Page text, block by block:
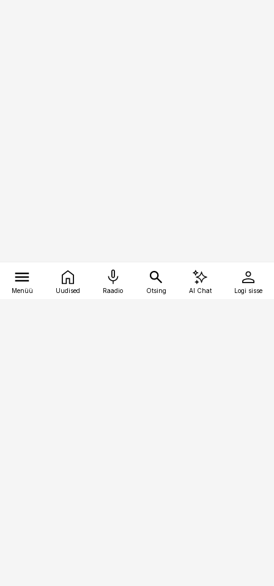
Menüü Uudised Raadio Otsing AI Chat Logi sisse